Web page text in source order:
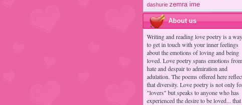
dashurie zemra ime
About us
Writing and reading love poetry is a way
to get in touch with your inner feelings
about the emotions of loving and being
loved. Love poetry spans emotions from
hate and despair to admiration and
adulation. The poems offered here
that diversity. Love poetry is not only
"lovers" but speaks to anyone who has
experienced the desire to be loved... that